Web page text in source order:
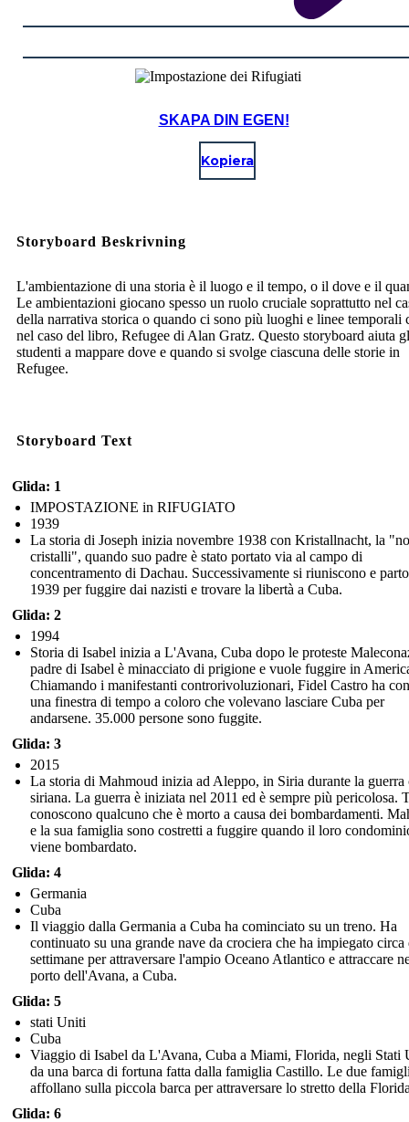
SKAPA DIN EGEN!
Kopiera
Storyboard Beskrivning
L'ambientazione di una storia è il luogo e il tempo, o il dove e il
Le ambientazioni giocano spesso un ruolo cruciale soprattutto nel
della narrativa storica o quando ci sono più luoghi e linee temporali
nel caso del libro, Refugee di Alan Gratz. Questo storyboard aiuta
studenti a mappare dove e quando si svolge ciascuna delle storie in
Refugee.
Storyboard Text
Glida: 1
IMPOSTAZIONE in RIFUGIATO
1939
La storia di Joseph inizia novembre 1938 con Kristallnacht, la
cristalli", quando suo padre è stato portato via al campo di
concentramento di Dachau. Successivamente si riuniscono e
1939 per fuggire dai nazisti e trovare la libertà a Cuba.
Glida: 2
1994
Storia di Isabel inizia a L'Avana, Cuba dopo le proteste
padre di Isabel è minacciato di prigione e vuole fuggire in
Chiamando i manifestanti controrivoluzionari, Fidel Castro ha
una finestra di tempo a coloro che volevano lasciare Cuba per
andarsene. 35.000 persone sono fuggite.
Glida: 3
2015
La storia di Mahmoud inizia ad Aleppo, in Siria durante la
siriana. La guerra è iniziata nel 2011 ed è sempre più pericolosa.
conoscono qualcuno che è morto a causa dei bombardamenti.
e la sua famiglia sono costretti a fuggire quando il loro
viene bombardato.
Glida: 4
Germania
Cuba
Il viaggio dalla Germania a Cuba ha cominciato su un treno. Ha
continuato su una grande nave da crociera che ha impiegato circa
settimane per attraversare l'ampio Oceano Atlantico e attraccare
porto dell'Avana, a Cuba.
Glida: 5
stati Uniti
Cuba
Viaggio di Isabel da L'Avana, Cuba a Miami, Florida, negli Stati
da una barca di fortuna fatta dalla famiglia Castillo. Le due
affollano sulla piccola barca per attraversare lo stretto della
Glida: 6